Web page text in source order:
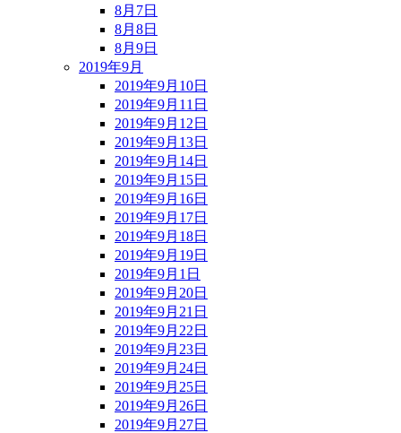
8月7日
8月8日
8月9日
2019年9月
2019年9月10日
2019年9月11日
2019年9月12日
2019年9月13日
2019年9月14日
2019年9月15日
2019年9月16日
2019年9月17日
2019年9月18日
2019年9月19日
2019年9月1日
2019年9月20日
2019年9月21日
2019年9月22日
2019年9月23日
2019年9月24日
2019年9月25日
2019年9月26日
2019年9月27日